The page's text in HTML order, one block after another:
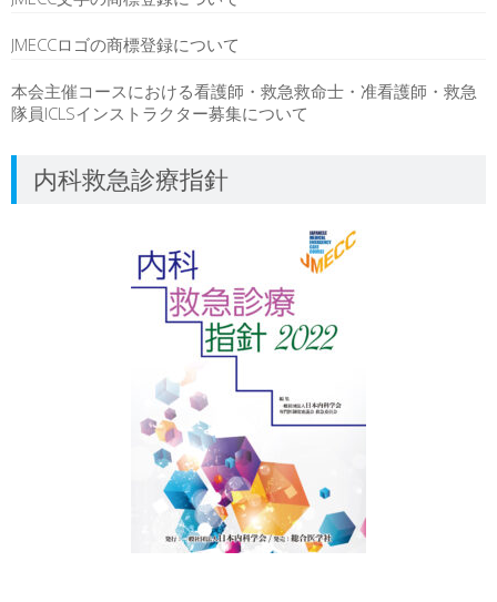
JMECCロゴの商標登録について
本会主催コースにおける看護師・救急救命士・准看護師・救急
隊員ICLSインストラクター募集について
内科救急診療指針